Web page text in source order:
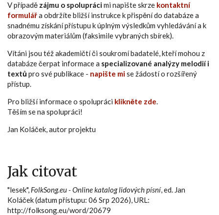
V případě zájmu o spoluprácimi napište skrze kontaktní
formulářa obdržíte bližší instrukce k přispění do databáze a
snadnému získání přístupu k úplným výsledkům vyhledávání a k
obrazovým materiálům (faksimile vybraných sbírek).
Vítáni jsou též akademičtí či soukromí badatelé, kteří mohou z
databáze čerpat informace a specializované analýzy melodií i
textůpro své publikace - napište mise žádostí o rozšířený
přístup.
Pro bližší informace o spolupráci klikněte zde.
Těším se na spolupráci!
Jan Koláček, autor projektu
Jak citovat
"lesek", FolkSong.eu - Online katalog lidových písní, ed. Jan
Koláček (datum přístupu: 06 Srp 2026), URL:
http://folksong.eu/word/20679